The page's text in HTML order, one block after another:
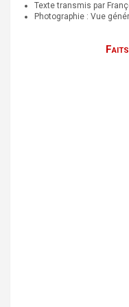
Texte transmis par
Photographie : Vue